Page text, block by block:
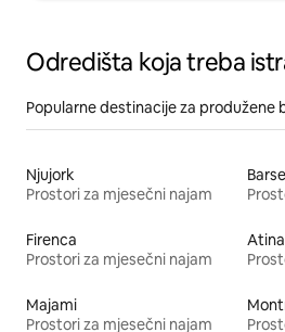
Odredišta koja treba
Popularne destinacije za produžene
Njujork
Prostori za mjesečni najam
Firenca
Prostori za mjesečni najam
Atina
Majami
Prostori za mjesečni najam